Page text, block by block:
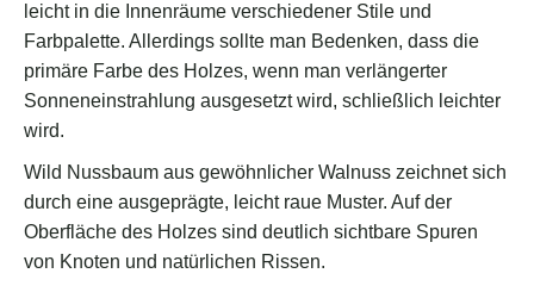
leicht in die Innenräume verschiedener Stile und
Farbpalette. Allerdings sollte man Bedenken, dass die
primäre Farbe des Holzes, wenn man verlängerter
Sonneneinstrahlung ausgesetzt wird, schließlich leichter
wird.
Wild Nussbaum aus gewöhnlicher Walnuss zeichnet sich
durch eine ausgeprägte, leicht raue Muster. Auf der
Oberfläche des Holzes sind deutlich sichtbare Spuren
von Knoten und natürlichen Rissen.